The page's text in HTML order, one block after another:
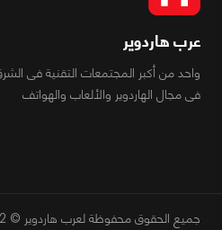
عرب هاردوير
واحد من أكبر المجتمعات التقنية فى
فى مجال الهاردوير والألعاب والهواتف
جميع الحقوق محفوظة لعرب هاردوير © 2022